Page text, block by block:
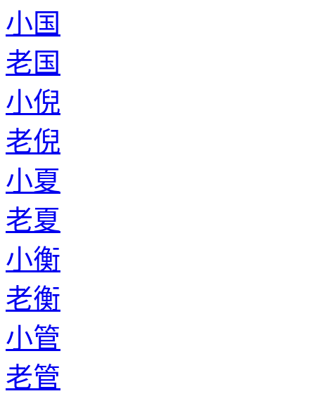
小国
老国
小倪
老倪
小夏
老夏
小衡
老衡
小管
老管